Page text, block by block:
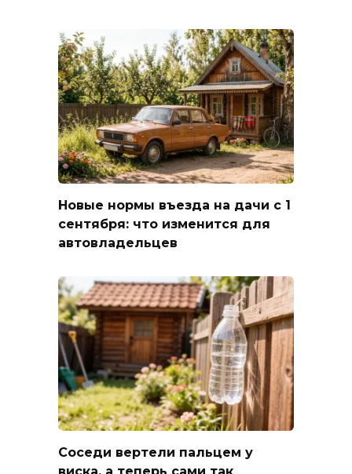
Новые нормы въезда на дачи с 1
сентября: что изменится для
автовладельцев
Соседи вертели пальцем у